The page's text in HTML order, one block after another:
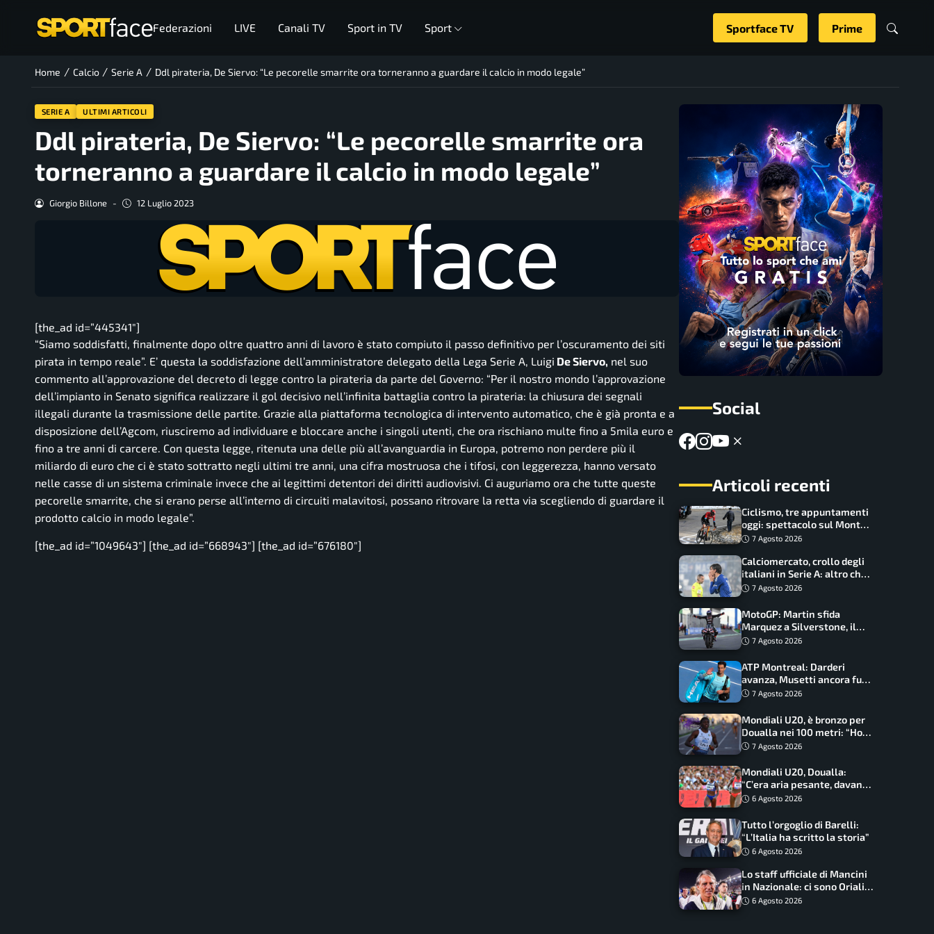
Federazioni LIVE Canali TV Sport in TV Sport Sportface TV Prime
Home / Calcio / Serie A / Ddl pirateria, De Siervo: “Le pecorelle smarrite ora torneranno a guardare il calcio in modo legale”
SERIE A ULTIMI ARTICOLI
Ddl pirateria, De Siervo: “Le pecorelle smarrite ora
torneranno a guardare il calcio in modo legale”
Giorgio Billone - 12 Luglio 2023
[the_ad id=”445341″]
“Siamo soddisfatti, finalmente dopo oltre quattro anni di lavoro è stato compiuto il passo definitivo per l’oscuramento dei siti
pirata in tempo reale”. E’ questa la soddisfazione dell’amministratore delegato della Lega Serie A, Luigi De Siervo, nel suo
commento all’approvazione del decreto di legge contro la pirateria da parte del Governo: “Per il nostro mondo l’approvazione
dell’impianto in Senato significa realizzare il gol decisivo nell’infinita battaglia contro la pirateria: la chiusura dei segnali
illegali durante la trasmissione delle partite. Grazie alla piattaforma tecnologica di intervento automatico, che è già pronta e a
disposizione dell’Agcom, riusciremo ad individuare e bloccare anche i singoli utenti, che ora rischiano multe fino a 5mila euro e
fino a tre anni di carcere. Con questa legge, ritenuta una delle più all’avanguardia in Europa, potremo non perdere più il
miliardo di euro che ci è stato sottratto negli ultimi tre anni, una cifra mostruosa che i tifosi, con leggerezza, hanno versato
nelle casse di un sistema criminale invece che ai legittimi detentori dei diritti audiovisivi. Ci auguriamo ora che tutte queste
pecorelle smarrite, che si erano perse all’interno di circuiti malavitosi, possano ritrovare la retta via scegliendo di guardare il
prodotto calcio in modo legale”.
[the_ad id=”1049643″] [the_ad id=”668943″] [the_ad id=”676180″]
Social
Articoli recenti
Ciclismo, tre appuntamenti
oggi: spettacolo sul Mont
Ventoux, orari e come
7 Agosto 2026
Calciomercato, crollo degli
italiani in Serie A: altro che
svolta dopo il Mondiale
7 Agosto 2026
MotoGP: Martin sfida
Marquez a Silverstone, il
programma e gli orari
7 Agosto 2026
ATP Montreal: Darderi
avanza, Musetti ancora fuori
con Jodar
7 Agosto 2026
Mondiali U20, è bronzo per
Doualla nei 100 metri: “Ho
scacciato l’ansia”
7 Agosto 2026
Mondiali U20, Doualla:
“C’era aria pesante, davano
le mascherine! Finale? Non
6 Agosto 2026
Tutto l’orgoglio di Barelli:
“L’Italia ha scritto la storia”
6 Agosto 2026
Lo staff ufficiale di Mancini
in Nazionale: ci sono Oriali e
Bonucci, confermato un
6 Agosto 2026